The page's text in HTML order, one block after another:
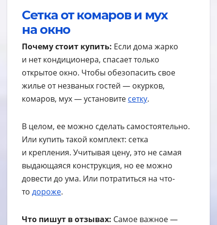
Сетка от комаров и мух
на окно
Почему стоит купить: Если дома жарко
и нет кондиционера, спасает только
открытое окно. Чтобы обезопасить свое
жилье от незваных гостей — окурков,
комаров, мух — установите сетку.
В целом, ее можно сделать самостоятельно.
Или купить такой комплект: сетка
и крепления. Учитывая цену, это не самая
выдающаяся конструкция, но ее можно
довести до ума. Или потратиться на что-
то дороже.
Что пишут в отзывах: Самое важное —